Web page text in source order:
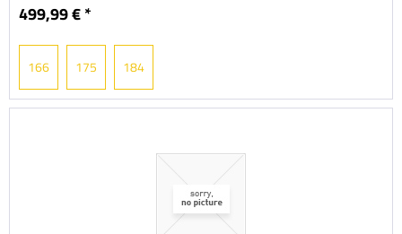
499,99 € *
166 175 184